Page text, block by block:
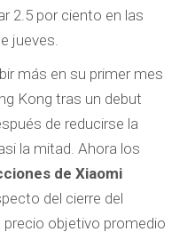
2.5 por ciento en las
jueves.
más en su primer mes
Kong tras un debut
de reducirse la
la mitad. Ahora los
de Xiaomi
del cierre del
objetivo promedio